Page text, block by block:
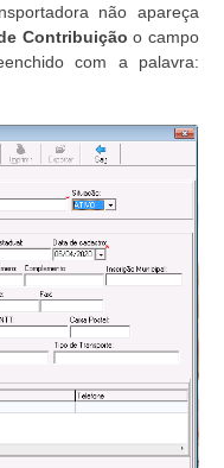
não apareça
Contribuição o campo
com a palavra: